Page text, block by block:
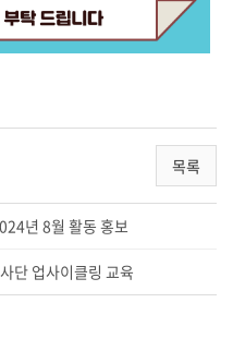
목록
년 8월 활동 홍보
단 업사이클링 교육